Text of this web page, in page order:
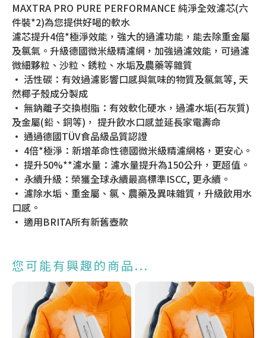
MAXTRA PRO PURE PERFORMANCE 純淨全效濾芯(六
件裝*2)為您提供好喝的軟水
濾芯提升4倍*極淨效能，強大的過濾功能，能去除重金屬
及氯氣。升級德國微米級精濾網，加強過濾效能，可過濾
微細夥粒、沙粒、銹粒、水垢及農藥等雜質
• 活性碳：有效過濾影響口感與氣味的物質及氯氣等, 天
然椰子殼成分製成
• 無鈉離子交換樹脂：有效軟化硬水，過濾水垢(石灰質)
及金屬(鉛、銅等)， 提升飲水口感並延長家電壽命
• 通過德國TÜV食品級品質認證
• 4倍*極淨：新增革命性德國微米級精濾網格，更安心。
• 提升50%**濾水量：濾水量提升為150公升，更超值。
• 永續升級：榮獲全球永續最高標準ISCC, 更永續。
• 濾除水垢、重金屬、氯、農藥及異味雜質，升級飲用水
口感。
• 適用BRITA所有新舊壺款
您可能有興趣的商品...